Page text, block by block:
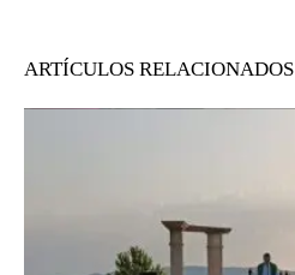
ARTÍCULOS RELACIONADOS